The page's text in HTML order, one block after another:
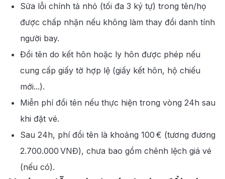
Sửa lỗi chính tả nhỏ (tối đa 3 ký tự) trong tên/họ
được chấp nhận nếu không làm thay đổi danh tính
người bay.
Đổi tên do kết hôn hoặc ly hôn được phép nếu
cung cấp giấy tờ hợp lệ (giấy kết hôn, hộ chiếu
mới...).
Miễn phí đổi tên nếu thực hiện trong vòng 24h sau
khi đặt vé.
Sau 24h, phí đổi tên là khoảng 100 € (tương đương
2.700.000 VNĐ), chưa bao gồm chênh lệch giá vé
(nếu có).